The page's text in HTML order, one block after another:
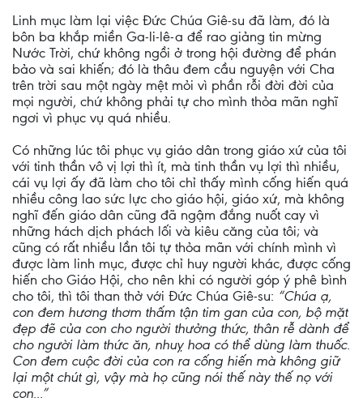
Linh mục làm lại việc Đức Chúa Giê-su đã làm, đó là
bôn ba khắp miền Ga-li-lê-a để rao giảng tin mừng
Nước Trời, chứ không ngồi ở trong hội đường để phán
bảo và sai khiến; đó là thâu đem cầu nguyện với Cha
trên trời sau một ngày mệt mỏi vì phần rỗi đời đời của
mọi người, chứ không phải tự cho mình thỏa mãn nghĩ
ngơi vì phục vụ quá nhiều.
Có những lúc tôi phục vụ giáo dân trong giáo xứ của tôi
với tinh thần vô vị lợi thì ít, mà tinh thần vụ lợi thì nhiều,
cái vụ lợi ấy đã làm cho tôi chỉ thấy mình cống hiến quá
nhiều công lao sức lực cho giáo hội, giáo xứ, mà không
nghĩ đến giáo dân cũng đã ngậm đắng nuốt cay vì
những hách dịch phách lối và kiêu căng của tôi; và
cũng có rất nhiều lần tôi tự thỏa mãn với chính mình vì
được làm linh mục, được chỉ huy người khác, được cống
hiến cho Giáo Hội, cho nên khi có người góp ý phê bình
cho tôi, thì tôi than thở với Đức Chúa Giê-su: “Chúa ạ,
con đem hương thơm thấm tận tim gan của con, bộ mặt
đẹp đẽ của con cho người thưởng thức, thân rễ dành để
cho người làm thức ăn, nhuỵ hoa có thể dùng làm thuốc.
Con đem cuộc đời của con ra cống hiến mà không giữ
lại một chút gì, vậy mà họ cũng nói thế này thế nọ với
con...”